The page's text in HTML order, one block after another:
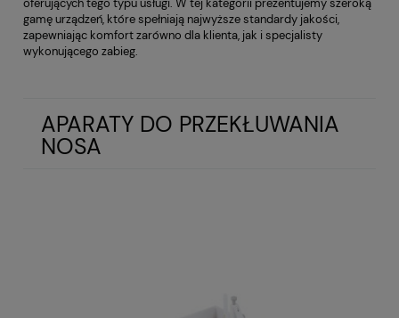
oferujących tego typu usługi. W tej kategorii prezentujemy szeroką
gamę urządzeń, które spełniają najwyższe standardy jakości,
zapewniając komfort zarówno dla klienta, jak i specjalisty
wykonującego zabieg.
APARATY DO PRZEKŁUWANIA
NOSA